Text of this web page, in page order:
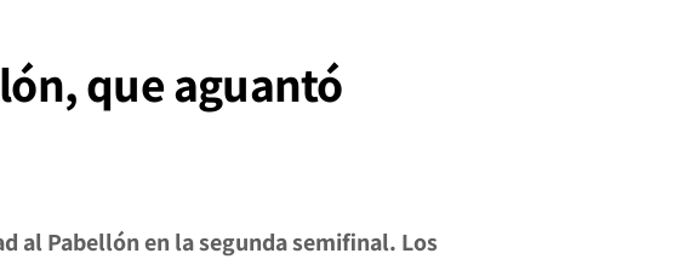
que aguantó
al Pabellón en la segunda semifinal. Los